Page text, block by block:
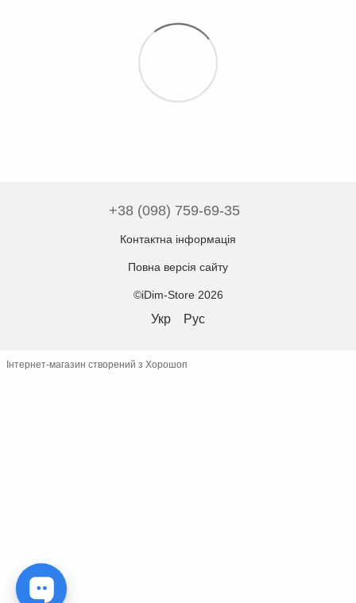
+38 (098) 759-69-35
Контактна інформація
Повна версія сайту
©iDim-Store 2026
Укр Рус
Інтернет-магазин створений з Хорошоп